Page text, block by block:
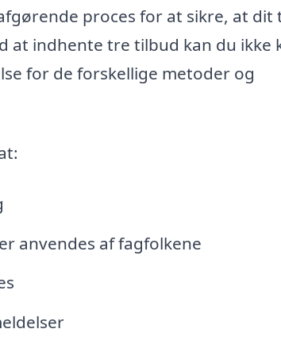
proces for at sikre, at dit
at indhente tre tilbud kan du ikke
for de forskellige metoder og
anvendes af fagfolkene